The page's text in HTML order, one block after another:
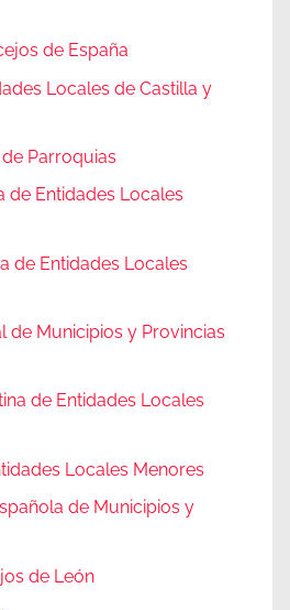
de España
Locales de Castilla y
Parroquias
de Entidades Locales
de Entidades Locales
de Municipios y Provincias
de Entidades Locales
Locales Menores
de Municipios y
de León